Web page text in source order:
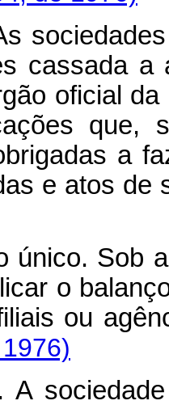
cassada a
oficial
que,
a
e atos de
único. Sob
o
ou
A